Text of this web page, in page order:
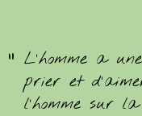
L’homme a
prier et
l’homme sur